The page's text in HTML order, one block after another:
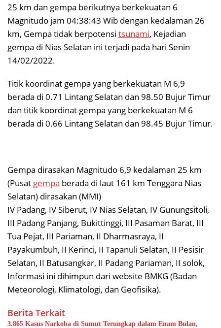
25 km dan gempa berikutnya berkekuatan 6
Magnitudo jam 04:38:43 Wib dengan kedalaman 26
km, Gempa tidak berpotensi tsunami, Kejadian
gempa di Nias Selatan ini terjadi pada hari Senin
14/02/2022.
Titik koordinat gempa yang berkekuatan M 6,9
berada di 0.71 Lintang Selatan dan 98.50 Bujur Timur
dan titik koordinat gempa yang berkekuatan M 6
berada di 0.66 Lintang Selatan dan 98.45 Bujur Timur.
Gempa dirasakan Magnitudo 6,9 kedalaman 25 km
(Pusat gempa berada di laut 161 km Tenggara Nias
Selatan) dirasakan (MMI)
IV Padang, IV Siberut, IV Nias Selatan, IV Gunungsitoli,
III Padang Panjang, Bukittinggi, III Pasaman Barat, III
Tua Pejat, III Pariaman, II Dharmasraya, II
Payakumbuh, II Kerinci, II Tapanuli Selatan, II Pesisir
Selatan, II Batusangkar, II Padang Pariaman, II solok,
Informasi ini dihimpun dari website BMKG (Badan
Meteorologi, Klimatologi, dan Geofisika).
Berita Terkait
3.865 Kasus Narkoba di Sumut Terungkap dalam Enam Bulan,